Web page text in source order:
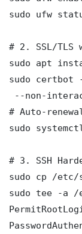
sudo ufw
# 2. SSL/
sudo apt
sudo certbot
--non-
# Auto-renewal
sudo
# 3. SSH
sudo cp /etc/
sudo tee -a /